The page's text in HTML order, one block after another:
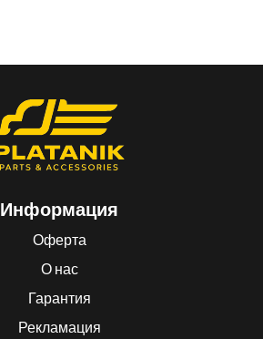
Информация
Оферта
О нас
Гарантия
Рекламация